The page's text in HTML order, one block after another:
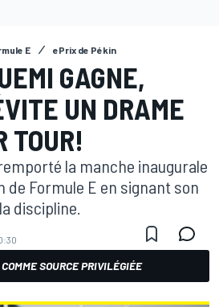
E ePrix de Pékin
GAGNE,
UN DRAME
TOUR!
la manche inaugurale
de Formule E en signant son
discipline.
SOURCE PRIVILÉGIÉE